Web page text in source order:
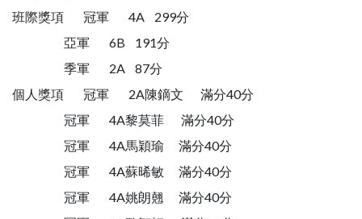
班際獎項 冠軍 4A 299分
亞軍 6B 191分
季軍 2A 87分
個人獎項 冠軍 2A陳鏑文 滿分40分
冠軍 4A黎莫菲 滿分40分
冠軍 4A馬穎瑜 滿分40分
冠軍 4A蘇晞敏 滿分40分
冠軍 4A姚朗翹 滿分40分